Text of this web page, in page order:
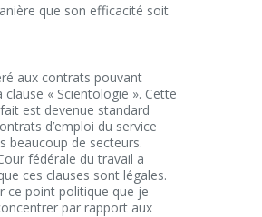
que son efficacité soit
aux contrats pouvant
clause « Scientologie ». Cette
est devenue standard
d’emploi du service
beaucoup de secteurs.
fédérale du travail a
ces clauses sont légales.
ce point politique que je
par rapport aux